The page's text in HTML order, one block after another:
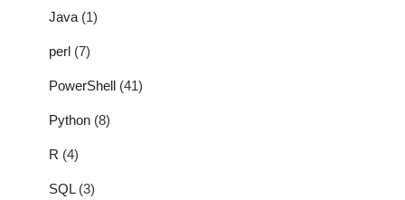
Java (1)
perl (7)
PowerShell (41)
Python (8)
R (4)
SQL(3)